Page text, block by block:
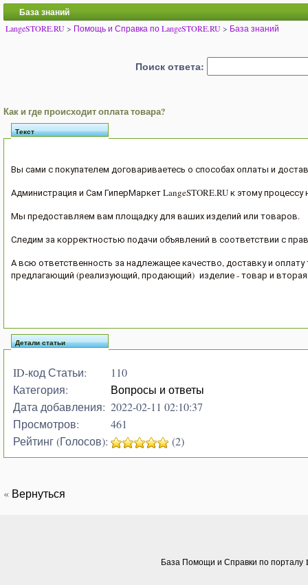
База знаний
LangeSTORE.RU> Помощь и Справка по LangeSTORE.RU> База знаний
Поиск ответа:
Как и где происходит оплата товара?
Текст
Вы сами с покупателем договариваетесь о способах оплаты и
Администрация и Сам ГиперМаркет LangeSTORE.RU к этому
Мы предоставляем вам площадку для ваших изделий или товаров.
Следим за корректностью подачи объявлений в соответствии с
А всю ответственность за надлежащее качество, доставку и
предлагающий (реализующий, продающий) изделие - товар и
Детали статьи
ID-код Статьи:
110
Категория:
Вопросы и ответы
Дата добавления: 2022-02-11 02:10:37
Просмотров:
461
Рейтинг (Голосов):
(2)
« Вернуться
База Помощи и Справки по порталу